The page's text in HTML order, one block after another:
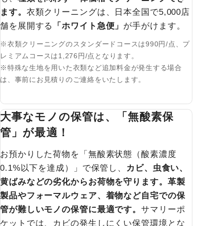
ます。 衣類クリーニングは、日本全国で5,000店
舗を展開する
「ホワイト急便」 が手がけます。
※衣類クリーニングのスタンダードコースは990円/点、プ
レミアムコースは1,276円/点となります。
※特殊な生地を用いた衣類など追加料金が発生する場合
は、事前にお見積りのご連絡をいたします。
大事なモノの保管は、「無酸素保
管」が最適！
お預かりした荷物を「無酸素状態（酸素濃度
0.1%以下を達成）」で保管し、
カビ、虫食い、
黄ばみなどの劣化からお荷物を守ります。革製
製品やフォーマルウェア、着物など自宅での保
管が難しいモノの保管に最適です。サマリーポ
ケットでは、カビの発生しにくい保管環境とな